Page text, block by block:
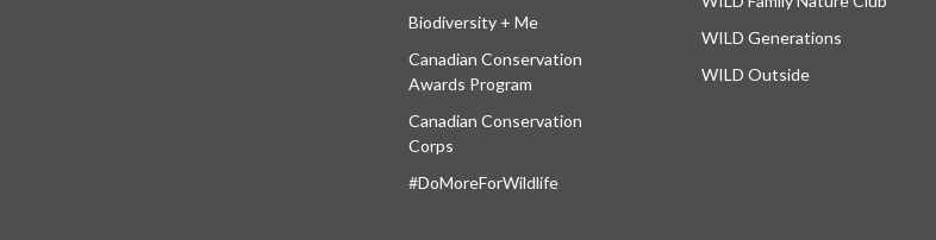
Biodiversity + Me
Canadian Conservation
Awards Program
Canadian Conservation
Corps
#DoMoreForWildlife
WILD Generations
WILD Outside